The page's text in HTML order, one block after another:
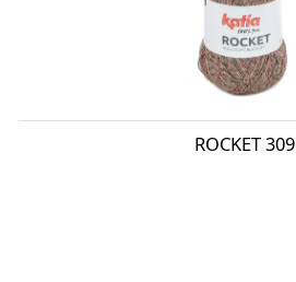
ROCKET 309